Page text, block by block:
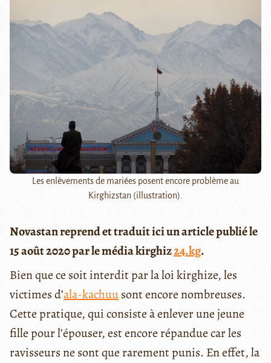
Les enlèvements de mariées posent encore problème au
Kirghizstan (illustration).
Novastan reprend et traduit ici un article publié le
15 août 2020 par le média kirghiz24.kg.
Bien que ce soit interdit par la loi kirghize, les
victimes d’ala-kachuusont encore nombreuses.
Cette pratique, qui consiste à enlever une jeune
fille pour l’épouser, est encore répandue car les
ravisseurs ne sont que rarement punis. En effet, la